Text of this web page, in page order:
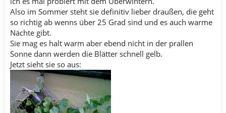
Also im Sommer steht sie definitiv lieber draußen, die geht
so richtig ab wenns über 25 Grad sind und es auch warme
Nächte gibt.
Sie mag es halt warm aber ebend nicht in der prallen
Sonne dann werden die Blätter schnell gelb.
Jetzt sieht sie so aus: